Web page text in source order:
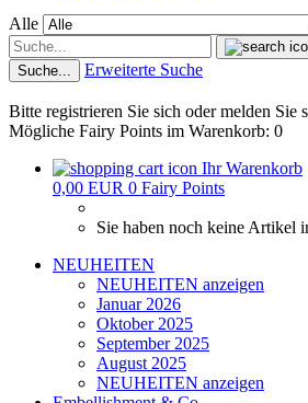
Alle
Suche... Erweiterte Suche
Bitte registrieren Sie sich oder melden Sie
Mögliche Fairy Points im Warenkorb: 0
Ihr Warenkorb
0,00 EUR 0 Fairy Points
Sie haben noch keine Artikel
NEUHEITEN
NEUHEITEN anzeigen
Januar 2026
Oktober 2025
September 2025
August 2025
NEUHEITEN anzeigen